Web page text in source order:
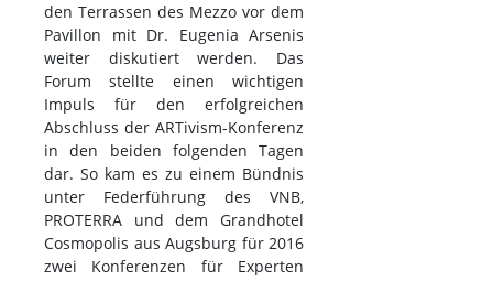
den Terrassen des Mezzo vor dem
Pavillon mit Dr. Eugenia Arsenis
weiter diskutiert werden. Das
Forum stellte einen wichtigen
Impuls für den erfolgreichen
Abschluss der ARTivism-Konferenz
in den beiden folgenden Tagen
dar. So kam es zu einem Bündnis
unter Federführung des VNB,
PROTERRA und dem Grandhotel
Cosmopolis aus Augsburg für 2016
zwei Konferenzen für Experten